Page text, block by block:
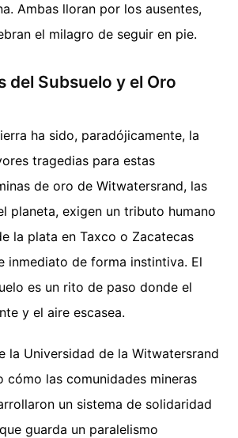
Ambas lloran por los ausentes,
el milagro de seguir en pie.
del Subsuelo y el Oro
ha sido, paradójicamente, la
tragedias para estas
de oro de Witwatersrand, las
planeta, exigen un tributo humano
la plata en Taxco o Zacatecas
inmediato de forma instintiva. El
es un rito de paso donde el
y el aire escasea.
la Universidad de la Witwatersrand
cómo las comunidades mineras
un sistema de solidaridad
guarda un paralelismo